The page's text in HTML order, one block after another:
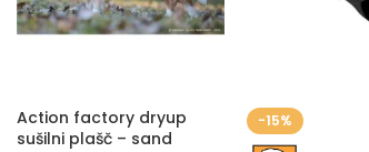
Action factory dryup
sušilni plašč – sand
-15%